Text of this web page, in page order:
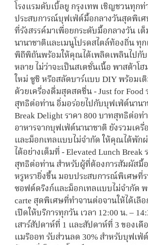
โรงแรมดับเบิ้ลยู กรุงเทพ เชิญชวนทุก
ประสบการณ์บุฟเฟ่ต์มื้อกลางวันสุดพิเ
ที่รังสรรค์มาเพื่อยกระดับมื้อกลางวัน เ
นานาชาติและเมนูโปรดสไตล์ท้องถิ่น ทุ
พิถีพิถันพร้อมให้คุณได้เพลิดเพลินไปกั
หลาย ไม่ว่าจะเป็นสเตชั่นเนื้อ พาสต้าโ
ใหม่ ซูชิ หรือสลัดบาร์แบบ DIY พร้อมเ
ด้วยเครื่องดื่มสุดสดชื่น - Just for Food
สุทธิต่อท่าน อิ่มอร่อยไปกับบุฟเฟ่ต์นานา
Break Delight ราคา 800 บาทสุทธิต่อ
อาหารจากบุฟเฟ่ต์นานาชาติ ยังรวมเค
และม็อกเทลแบบไม่จำกัด ให้คุณได้พัก
ได้อย่างเต็มที่ - Elevated Lunch Break
สุทธิต่อท่าน สำหรับผู้ที่ต้องการสัมผัสมื้
หรูหรายิ่งขึ้น มอบประสบการณ์พิเศษที่
ซอฟต์ดริงก์และม็อกเทลแบบไม่จำกัด
carte สุดพิเศษที่ทำจานต่อจานให้ได้เลื
เปิดให้บริการทุกวัน เวลา 12:00 น. –
เสาร์สัปดาห์ที่ 1 และสัปดาห์ที่ 3 ของเ
แมริออท รับส่วนลด 30% สำหรับบุฟเฟ่